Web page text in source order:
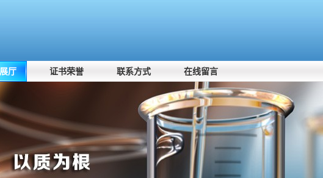
厅 证书荣誉 联系方式 在线留言